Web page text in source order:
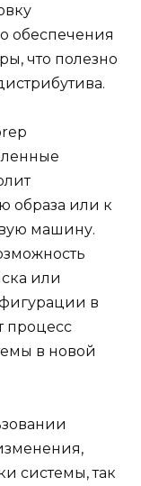
обеспечения
что полезно
образа или к
машину.
или
в
процесс
в новой
системы, так